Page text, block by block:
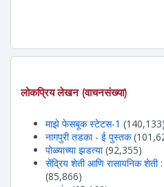
लोकप्रिय लेखन (वाचनसंख्या)
माझे फेसबूक स्टेटस-1 (140,133)
नागपुरी तडका - ई पुस्तक
पोळ्याच्या झडत्या (92,355)
सेंद्रिय शेती आणि रासायनिक शेती
(85,866)